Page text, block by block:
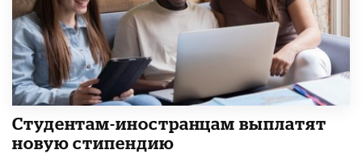
Студентам-иностранцам выплатят
новую стипендию